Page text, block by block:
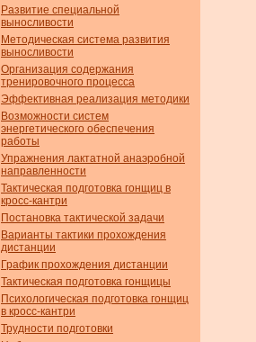
Развитие специальной
выносливости
Методическая система развития
выносливости
Организация содержания
тренировочного процесса
Эффективная реализация методики
Возможности систем
энергетического обеспечения
работы
Упражнения лактатной анаэробной
направленности
Тактическая подготовка гонщиц в
кросс-кантри
Постановка тактической задачи
Варианты тактики прохождения
дистанции
График прохождения дистанции
Тактическая подготовка гонщицы
Психологическая подготовка гонщиц
в кросс-кантри
Трудности подготовки